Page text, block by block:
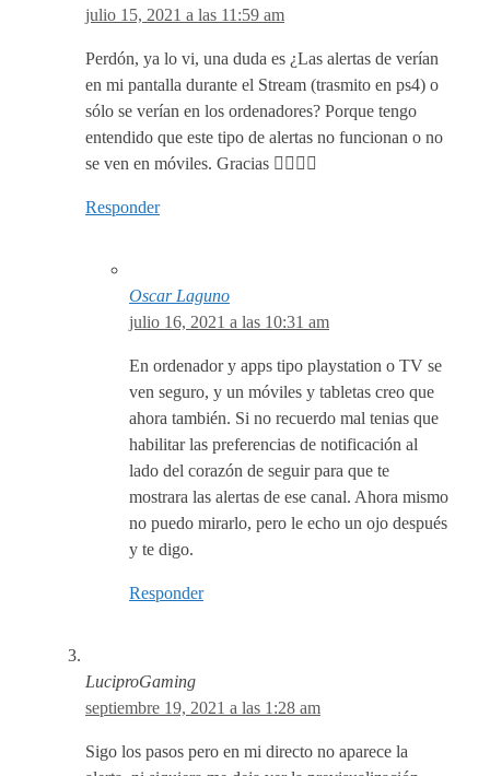
julio 15, 2021 a las 11:59 am
Perdón, ya lo vi, una duda es ¿Las alertas de verían
en mi pantalla durante el Stream (trasmito en ps4) o
sólo se verían en los ordenadores? Porque tengo
entendido que este tipo de alertas no funcionan o no
se ven en móviles. Gracias ✌🏽✌🏽
Responder
Oscar Laguno
julio 16, 2021 a las 10:31 am
En ordenador y apps tipo playstation o TV se
ven seguro, y un móviles y tabletas creo que
ahora también. Si no recuerdo mal tenias que
habilitar las preferencias de notificación al
lado del corazón de seguir para que te
mostrara las alertas de ese canal. Ahora mismo
no puedo mirarlo, pero le echo un ojo después
y te digo.
Responder
LuciproGaming
septiembre 19, 2021 a las 1:28 am
Sigo los pasos pero en mi directo no aparece la